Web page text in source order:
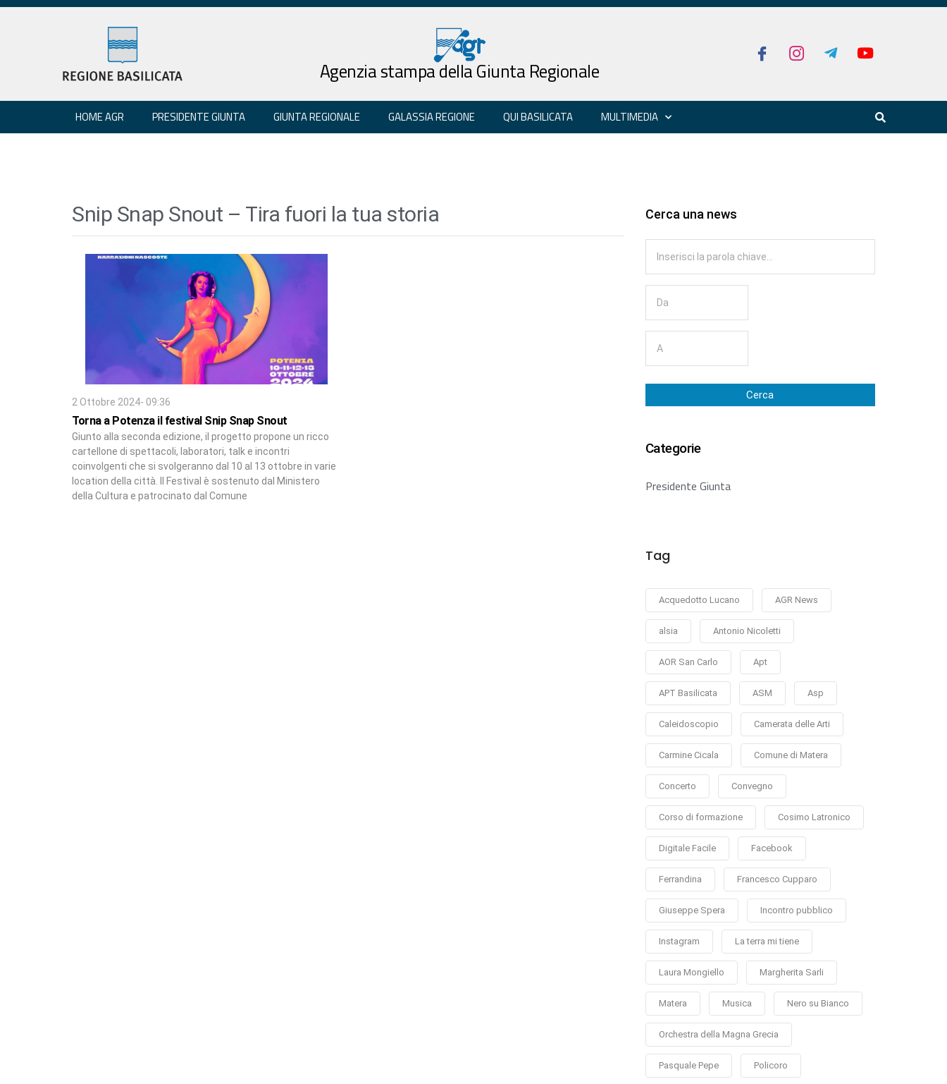
Agenzia stampa della Giunta Regionale
HOME AGR PRESIDENTE GIUNTA GIUNTA REGIONALE GALASSIA REGIONE QUI BASILICATA MULTIMEDIA
Snip Snap Snout – Tira fuori la tua storia
2 Ottobre 2024- 09:36
Torna a Potenza il festival Snip Snap Snout
Giunto alla seconda edizione, il progetto propone un ricco
cartellone di spettacoli, laboratori, talk e incontri
coinvolgenti che si svolgeranno dal 10 al 13 ottobre in varie
location della città. Il Festival è sostenuto dal Ministero
della Cultura e patrocinato dal Comune
Cerca una news
Cerca
Categorie
Presidente Giunta
Tag
Acquedotto Lucano AGR News
alsia Antonio Nicoletti
AOR San Carlo Apt
APT Basilicata ASM Asp
Caleidoscopio Camerata delle Arti
Carmine Cicala Comune di Matera
Concerto Convegno
Corso di formazione Cosimo Latronico
Digitale Facile Facebook
Ferrandina Francesco Cupparo
Giuseppe Spera Incontro pubblico
Instagram La terra mi tiene
Laura Mongiello Margherita Sarli
Matera Musica Nero su Bianco
Orchestra della Magna Grecia
Pasquale Pepe Policoro